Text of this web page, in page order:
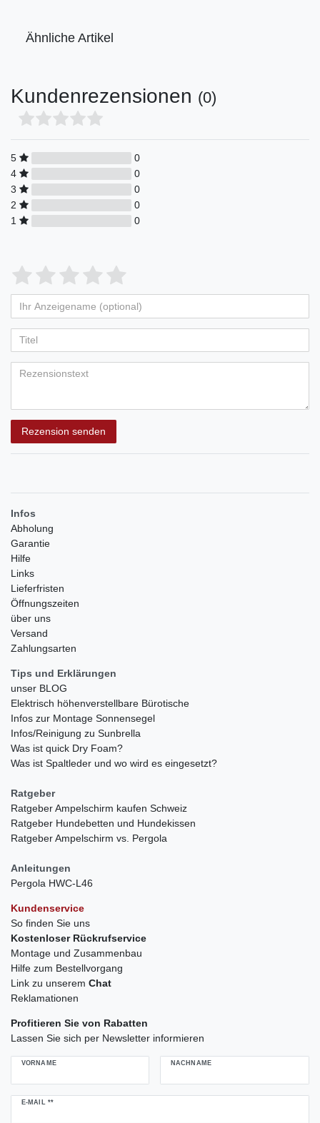
Ähnliche Artikel
Kundenrezensionen (0)
5
0
4
0
3
0
2
0
1
0
Bewertungssterne
von
5
Bewertungssternen
4
von
5
Bewertungssternen
3
von
5
Bewertungssternen
2
von
5
Bewertungssternen
1
von
5
Bewertungssternen
Anzeigename
(optional)
Rezension senden
Infos
Abholung
Garantie
Hilfe
Links
Lieferfristen
Öffnungszeiten
über uns
Versand
Zahlungsarten
Tips und Erklärungen
unser BLOG
Elektrisch höhenverstellbare Bürotische
Infos zur Montage Sonnensegel
Infos/Reinigung zu Sunbrella
Was ist quick Dry Foam?
Was ist Spaltleder und wo wird es eingesetzt?
Ratgeber
Ratgeber Ampelschirm kaufen Schweiz
Ratgeber Hundebetten und Hundekissen
Ratgeber Ampelschirm vs. Pergola
Anleitungen
Pergola HWC-L46
Kundenservice
So finden Sie uns
Kostenloser Rückrufservice
Montage und Zusammenbau
Hilfe zum Bestellvorgang
Link zu unserem Chat
Reklamationen
Profitieren Sie von Rabatten
Lassen Sie sich per Newsletter informieren
VORNAME NACHNAME
E-MAIL **
Newsletter